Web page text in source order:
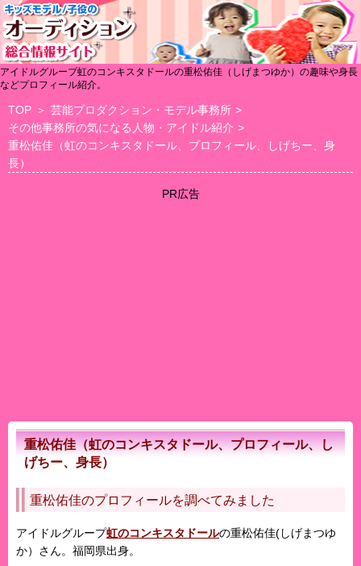
アイドルグループ虹のコンキスタドールの重松佑佳（しげまつゆか）の趣味や身長
などプロフィール紹介。
TOP ＞ 芸能プロダクション・モデル事務所 >
その他事務所の気になる人物・アイドル紹介 >
重松佑佳（虹のコンキスタドール、プロフィール、しげちー、身
長）
PR広告
重松佑佳（虹のコンキスタドール、プロフィール、し
げちー、身長）
重松佑佳のプロフィールを調べてみました
アイドルグループ虹のコンキスタドールの重松佑佳(しげまつゆ
か）さん。福岡県出身。